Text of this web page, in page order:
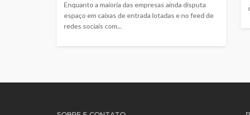
Enquanto a maioria das empresas ainda disputa
espaço em caixas de entrada lotadas e no feed de
redes sociais com...